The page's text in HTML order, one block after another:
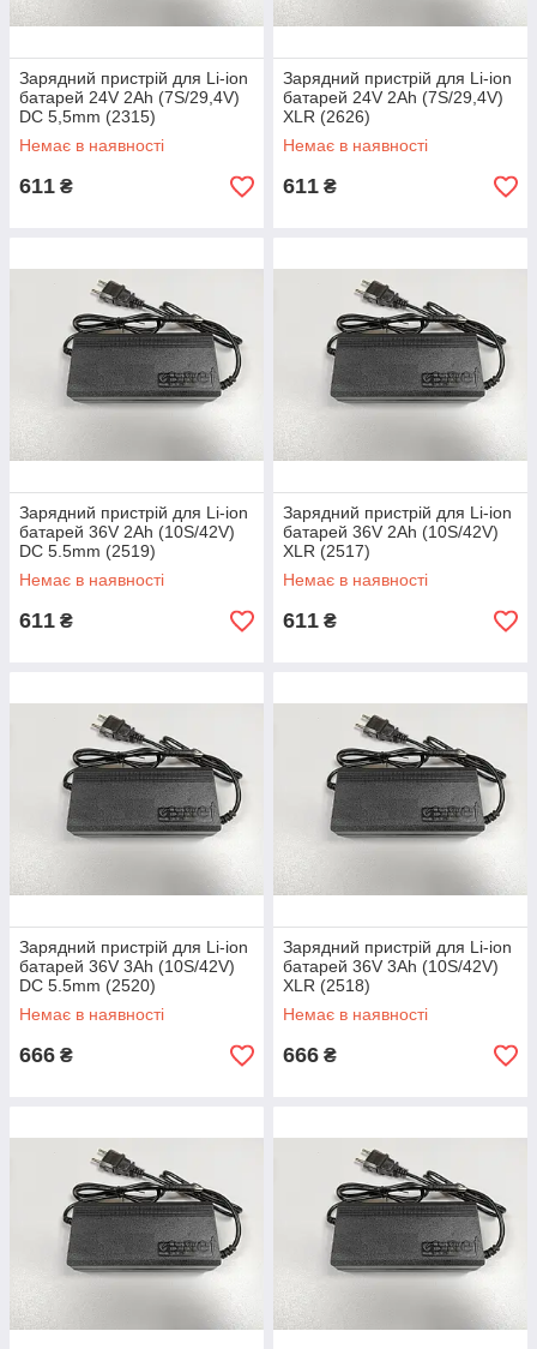
Зарядний пристрій для Li-ion
батарей 24V 2Ah (7S/29,4V)
DC 5,5mm (2315)
Немає в наявності
611 ₴
Зарядний пристрій для Li-ion
батарей 24V 2Ah (7S/29,4V)
XLR (2626)
Немає в наявності
611 ₴
Зарядний пристрій для Li-ion
батарей 36V 2Ah (10S/42V)
DC 5.5mm (2519)
Немає в наявності
611 ₴
Зарядний пристрій для Li-ion
батарей 36V 2Ah (10S/42V)
XLR (2517)
Немає в наявності
611 ₴
Зарядний пристрій для Li-ion
батарей 36V 3Ah (10S/42V)
DC 5.5mm (2520)
Немає в наявності
666 ₴
Зарядний пристрій для Li-ion
батарей 36V 3Ah (10S/42V)
XLR (2518)
Немає в наявності
666 ₴